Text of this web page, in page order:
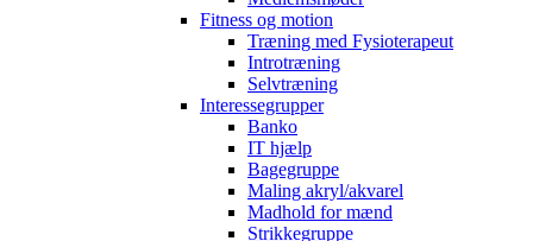
Fitness og motion
Træning med Fysioterapeut
Introtræning
Selvtræning
Interessegrupper
Banko
IT hjælp
Bagegruppe
Maling akryl/akvarel
Madhold for mænd
Strikkegruppe